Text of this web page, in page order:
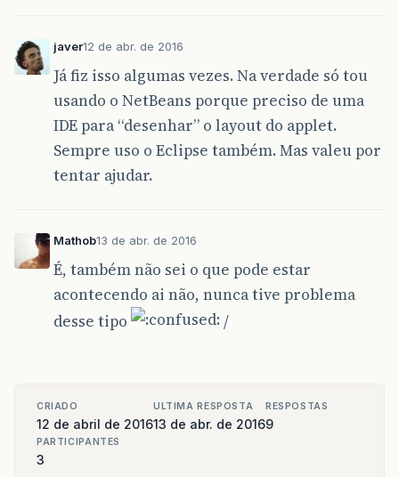
javer12 de abr. de 2016
Já fiz isso algumas vezes. Na verdade só tou
usando o NetBeans porque preciso de uma
IDE para “desenhar” o layout do applet.
Sempre uso o Eclipse também. Mas valeu por
tentar ajudar.
Mathob13 de abr. de 2016
É, também não sei o que pode estar
acontecendo ai não, nunca tive problema
desse tipo
/
CRIADO
12 de abril de 2016
ULTIMA RESPOSTA
13 de abr. de 2016
RESPOSTAS
9
PARTICIPANTES
3